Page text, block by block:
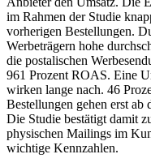
im Rahmen der Studie
vorherigen Bestellungen.
Werbeträgern hohe
die postalischen
961 Prozent ROAS. Eine
wirken lange nach. 46
Bestellungen gehen erst ab
Die Studie bestätigt damit
physischen Mailings im
wichtige Kennzahlen.